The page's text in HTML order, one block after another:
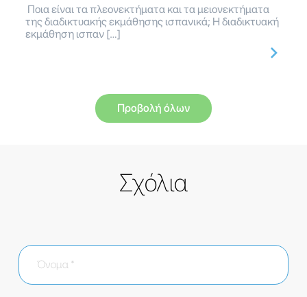
Ποια είναι τα πλεονεκτήματα και τα μειονεκτήματα
της διαδικτυακής εκμάθησης ισπανικά; Η διαδικτυακή
εκμάθηση ισπαν […]
Προβολή όλων
Σχόλια